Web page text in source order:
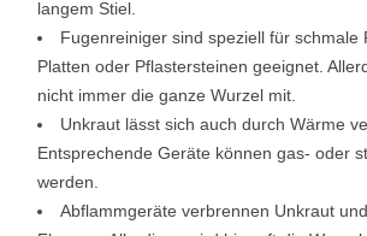
langem Stiel.
Fugenreiniger sind speziell für schmale
Platten oder Pflastersteinen geeignet.
nicht immer die ganze Wurzel mit.
Unkraut lässt sich auch durch Wärme
Entsprechende Geräte können gas- oder
werden.
Abflammgeräte verbrennen Unkraut